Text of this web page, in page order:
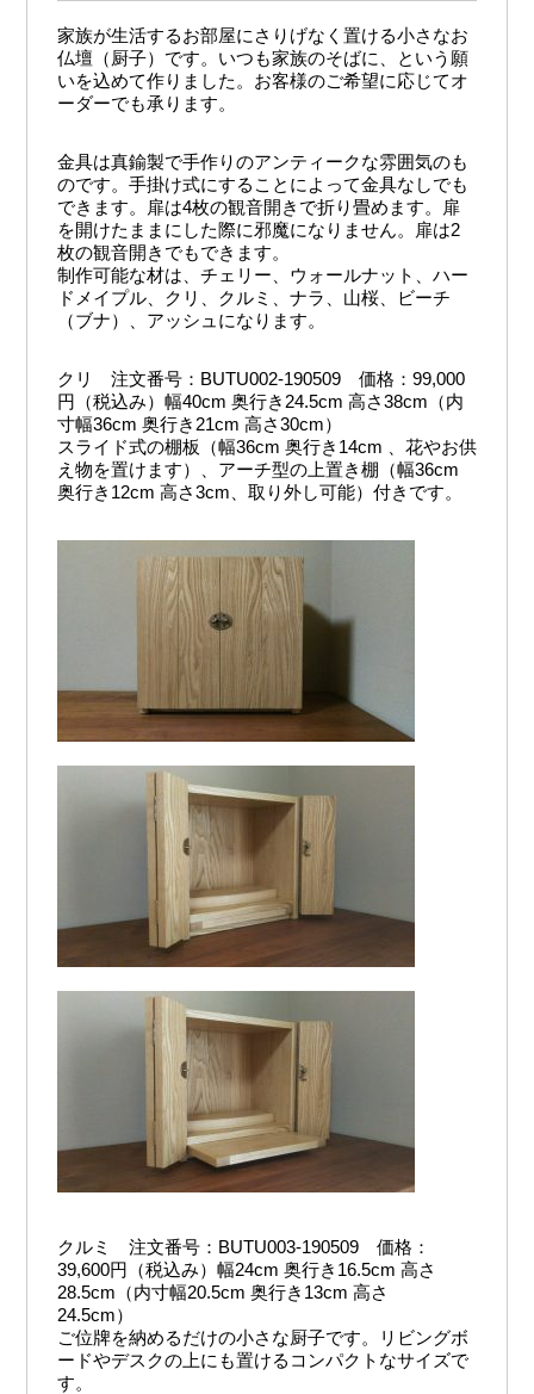
家族が生活するお部屋にさりげなく置ける小さなお
仏壇（厨子）です。いつも家族のそばに、という願
いを込めて作りました。お客様のご希望に応じてオ
ーダーでも承ります。
金具は真鍮製で手作りのアンティークな雰囲気のも
のです。手掛け式にすることによって金具なしでも
できます。扉は4枚の観音開きで折り畳めます。扉
を開けたままにした際に邪魔になりません。扉は2
枚の観音開きでもできます。
制作可能な材は、チェリー、ウォールナット、ハー
ドメイプル、クリ、クルミ、ナラ、山桜、ビーチ
（ブナ）、アッシュになります。
クリ 注文番号：BUTU002-190509 価格：99,000
円（税込み）幅40cm 奥行き24.5cm 高さ38cm（内
寸幅36cm 奥行き21cm 高さ30cm）
スライド式の棚板（幅36cm 奥行き14cm 、花やお供
え物を置けます）、アーチ型の上置き棚（幅36cm
奥行き12cm 高さ3cm、取り外し可能）付きです。
クルミ 注文番号：BUTU003-190509 価格：
39,600円（税込み）幅24cm 奥行き16.5cm 高さ
28.5cm（内寸幅20.5cm 奥行き13cm 高さ
24.5cm）
ご位牌を納めるだけの小さな厨子です。リビングボ
ードやデスクの上にも置けるコンパクトなサイズで
す。